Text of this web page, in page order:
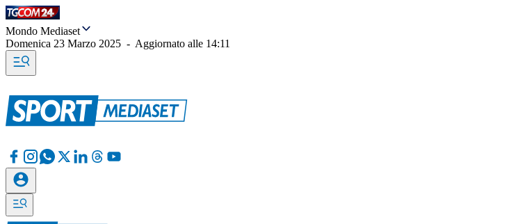
Mondo Mediaset
Domenica 23 Marzo 2025 - Aggiornato alle 14:11